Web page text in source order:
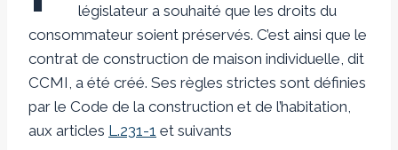
législateur a souhaité que les droits du
consommateur soient préservés. C’est ainsi que le
contrat de construction de maison individuelle, dit
CCMI, a été créé. Ses règles strictes sont définies
par le Code de la construction et de l’habitation,
aux articles L.231-1 et suivants